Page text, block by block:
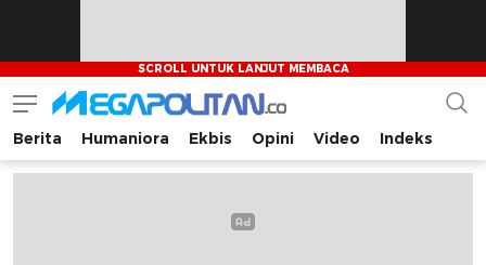
Megapolitan.co
Menyajikan berita-berita fakta bagi pembaca
Berita Humaniora Ekbis Opini Video Indeks